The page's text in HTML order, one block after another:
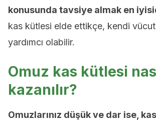
konusunda tavsiye almak en
kas kütlesi elde ettikçe, kendi vücut
yardımcı olabilir.
Omuz kas kütlesi
kazanılır?
Omuzlarınız düşük ve dar ise,